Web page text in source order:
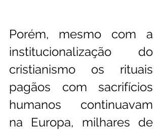
Porém, mesmo com a
institucionalização do
cristianismo os rituais
pagãos com sacrifícios
humanos continuavam
na Europa, milhares de